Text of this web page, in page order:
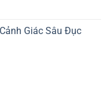
Giác Sâu Đục